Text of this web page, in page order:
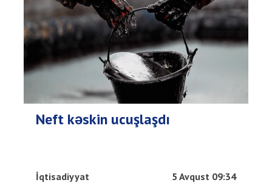
Neft kəskin ucuşlaşdı
İqtisadiyyat 5 Avqust 09:34